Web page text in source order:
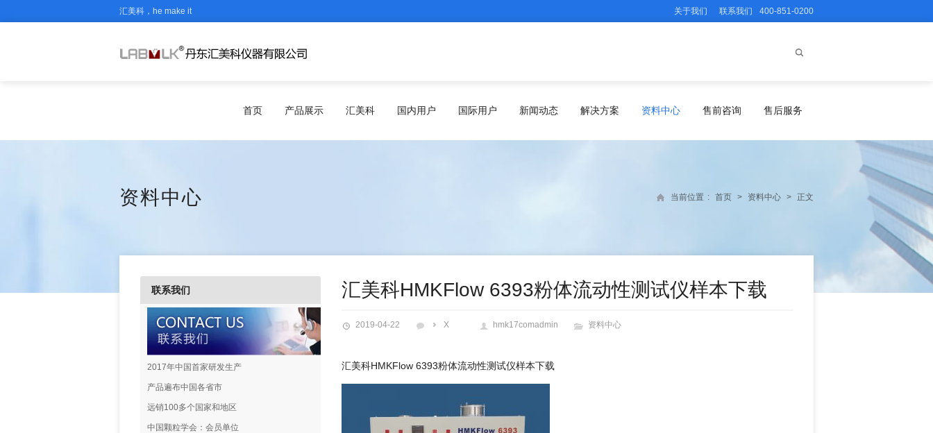
汇美科，he make it 关于我们 联系我们 400-851-0200
首页 产品展示 汇美科 国内用户 国际用户 新闻动态 解决方案 资料中心 售前咨询 售后服务
资料中心 当前位置 : 首页 > 资料中心 > 正文
汇美科HMKFlow 6393粉体流动性测试仪样本下载
2019-04-22 X hmk17comadmin 资料中心
汇美科HMKFlow 6393粉体流动性测试仪样本下载
联系我们
2017年中国首家研发生产
产品遍布中国各省市
远销100多个国家和地区
中国颗粒学会：会员单位